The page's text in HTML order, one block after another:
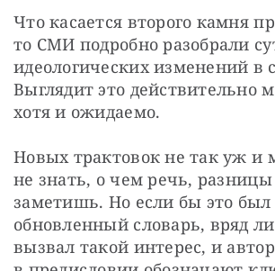
Что касается второго камня
то СМИ подробно разобрали
идеологических изменений в
Выглядит это действительно
хотя и ожидаемо.
Новых трактовок не так уж и
не знать, о чем речь,
заметишь. Но если бы это был
обновленный словарь, вряд
вызвал такой интерес, и